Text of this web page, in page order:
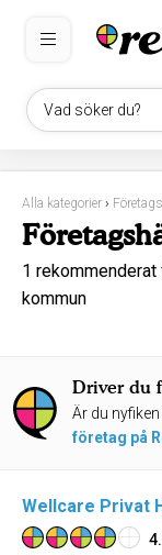
Vad söker du?
Alla kategorier ›
1
kommun
Driver du
Är du
företag på
Wellcare Privat